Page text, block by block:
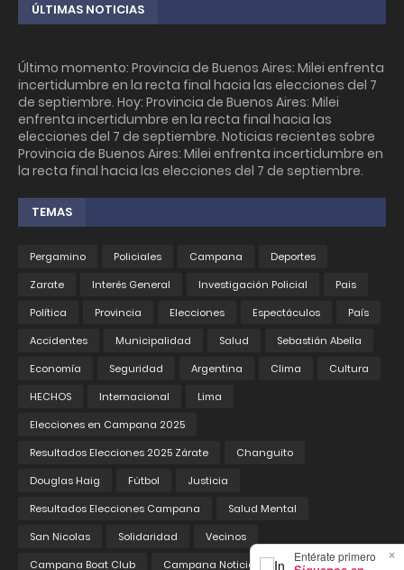
×
Entérate primero
ÚLTIMAS NOTICIAS
Último momento: Provincia de Buenos Aires: Milei enfrenta
incertidumbre en la recta final hacia las elecciones del 7
de septiembre. Hoy: Provincia de Buenos Aires: Milei
enfrenta incertidumbre en la recta final hacia las
elecciones del 7 de septiembre. Noticias recientes sobre
Provincia de Buenos Aires: Milei enfrenta incertidumbre en
la recta final hacia las elecciones del 7 de septiembre.
TEMAS
Pergamino Policiales Campana
Deportes
Zarate
Interés General Investigación Policial
Pais
Política
Provincia Elecciones Espectáculos
País
Accidentes
Municipalidad Salud
Sebastián Abella
Economía
Seguridad Argentina Clima
Cultura
HECHOS
Internacional
Lima
Elecciones en Campana 2025
Resultados Elecciones 2025 Zárate
Changuito
Douglas Haig
Fútbol
Justicia
Resultados Elecciones Campana
Salud Mental
San Nicolas
Solidaridad
Vecinos
Campana Boat Club
Campana Noticias Educación